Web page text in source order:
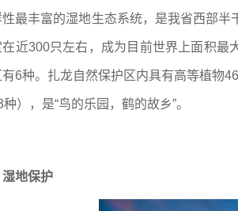
性最丰富的湿地生态系统，是我省西部
在近300只左右，成为目前世界上面积最
6种。扎龙自然保护区内具有高等植物
种），是“鸟的乐园，鹤的故乡”。
湿地保护